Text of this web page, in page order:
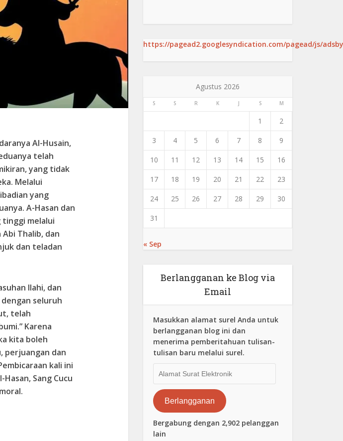
Al-Husain,
telah
yang tidak
Melalui
yang
A-Hasan dan
tinggi melalui
Thalib, dan
dan teladan
Ilahi, dan
seluruh
telah
Karena
kita boleh
perjuangan dan
kali ini
Sang Cucu
https://pagead2.googlesyndication.com/pagead/js/
Agustus 2026
S S R K J S M
1 2
3 4 5 6 7 8 9
10 11 12 13 14 15 16
17 18 19 20 21 22 23
24 25 26 27 28 29 30
31
« Sep
Berlangganan ke Blog via
Email
Masukkan alamat surel Anda untuk
berlangganan blog ini dan
menerima pemberitahuan tulisan-
tulisan baru melalui surel.
Surat
Elektronik
Berlangganan
Bergabung dengan 2,902 pelanggan
lain